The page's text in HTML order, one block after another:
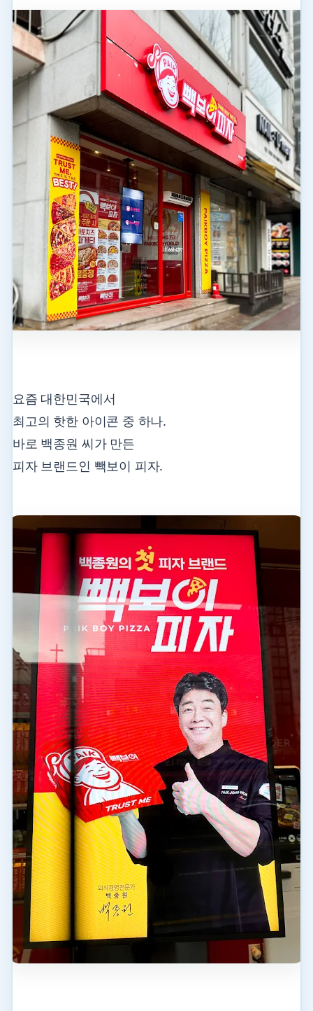
요즘 대한민국에서
최고의 핫한 아이콘 중 하나.
바로 백종원 씨가 만든
피자 브랜드인 빽보이 피자.